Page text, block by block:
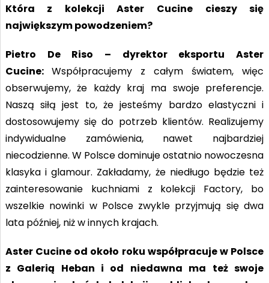
Która z kolekcji Aster Cucine cieszy się
największym powodzeniem?
Pietro De Riso – dyrektor eksportu Aster
Cucine: Współpracujemy z całym światem, więc
obserwujemy, że każdy kraj ma swoje preferencje.
Naszą siłą jest to, że jesteśmy bardzo elastyczni i
dostosowujemy się do potrzeb klientów. Realizujemy
indywidualne zamówienia, nawet najbardziej
niecodzienne. W Polsce dominuje ostatnio nowoczesna
klasyka i glamour. Zakładamy, że niedługo będzie też
zainteresowanie kuchniami z kolekcji Factory, bo
wszelkie nowinki w Polsce zwykle przyjmują się dwa
lata później, niż w innych krajach.
Aster Cucine od około roku współpracuje w Polsce
z Galerią Heban i od niedawna ma też swoje